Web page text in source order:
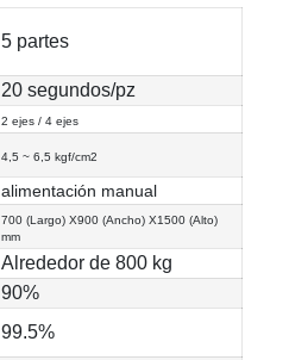
5 partes
20 segundos/pz
2 ejes / 4 ejes
4,5 ~ 6,5 kgf/cm2
alimentación manual
700 (Largo) X900 (Ancho) X1500 (Alto)
mm
Alrededor de 800 kg
90%
99.5%